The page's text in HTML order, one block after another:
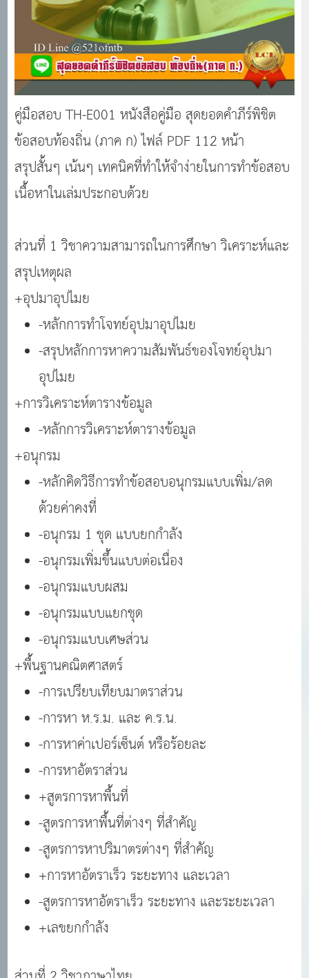
คู่มือสอบ TH-E001 หนังสือคู่มือ สุดยอดคำภีร์พิชิต
ข้อสอบท้องถิ่น (ภาค ก) ไฟล์ PDF 112 หน้า
สรุปสั้นๆ เน้นๆ เทคนิคที่ทำให้จำง่ายในการทำข้อสอบ
เนื้อหาในเล่มประกอบด้วย
ส่วนที่ 1 วิชาความสามารถในการศึกษา วิเคราะห์และ
สรุปเหตุผล
+อุปมาอุปไมย
-หลักการทำโจทย์อุปมาอุปไมย
-สรุปหลักการหาความสัมพันธ์ของโจทย์อุปมา
อุปไมย
+การวิเคราะห์ตารางข้อมูล
-หลักการวิเคราะห์ตารางข้อมูล
+อนุกรม
-หลักคิดวิธีการทำข้อสอบอนุกรมแบบเพิ่ม/ลด
ด้วยค่าคงที่
-อนุกรม 1 ชุด แบบยกกำลัง
-อนุกรมเพิ่มขึ้นแบบต่อเนื่อง
-อนุกรมแบบผสม
-อนุกรมแบบแยกชุด
-อนุกรมแบบเศษส่วน
+พื้นฐานคณิตศาสตร์
-การเปรียบเทียบมาตราส่วน
-การหา ห.ร.ม. และ ค.ร.น.
-การหาค่าเปอร์เซ็นต์ หรือร้อยละ
-การหาอัตราส่วน
+สูตรการหาพื้นที่
-สูตรการหาพื้นที่ต่างๆ ที่สำคัญ
-สูตรการหาปริมาตรต่างๆ ที่สำคัญ
+การหาอัตราเร็ว ระยะทาง และเวลา
-สูตรการหาอัตราเร็ว ระยะทาง และระยะเวลา
+เลขยกกำลัง